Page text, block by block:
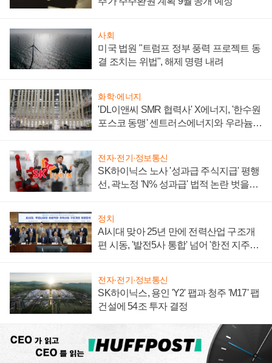
사회
미국 법원 "트럼프 정부 풍력 프로젝트 동
결 조치는 위법", 해제 명령 내려
화학·에너지
'DL이앤씨 SMR 협력사' X에너지, '한수원
포스코 동맹' 센트러스에너지와 우라늄
전자·전기·정보통신
SK하이닉스 노사 '성과급 주식지급' 평행
선, 곽노정 'N% 성과급' 법적 논란 벗을지
정치
AI시대 맞아 25년 만에 전력산업 구조개
편 시동, '발전5사 통합' 넘어 '한전 지주사'
전자·전기·정보통신
SK하이닉스, 용인 'Y2' 팹과 청주 'M17' 팹
건설에 54조 투자 결정